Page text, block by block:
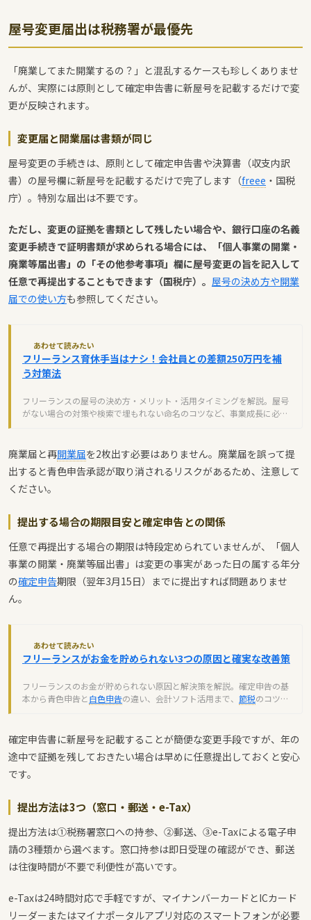
屋号変更届出は税務署が最優先
「廃業してまた開業するの？」と混乱するケースも珍しくありませ
んが、実際には原則として確定申告書に新屋号を記載するだけで変
更が反映されます。
変更届と開業届は書類が同じ
屋号変更の手続きは、原則として確定申告書や決算書（収支内訳
書）の屋号欄に新屋号を記載するだけで完了します（freee ・国税
庁）。特別な届出は不要です。
ただし、変更の証拠を書類として残したい場合や、銀行口座の名義
変更手続きで証明書類が求められる場合には、「個人事業の開業・
廃業等届出書」の「その他参考事項」欄に屋号変更の旨を記入して
任意で再提出することもできます（国税庁）。 屋号の決め方や開業
届での使い方も参照してください。
あわせて読みたい
フリーランス育休手当はナシ！会社員との差額250万円を補
う対策法
フリーランスの屋号の決め方・メリット・活用タイミングを解説。屋号
がない場合の対策や検索で埋もれない命名のコツなど、事業成長に必要
廃業届と再開業届を2枚出す必要はありません。廃業届を誤って提
出すると青色申告承認が取り消されるリスクがあるため、注意して
ください。
提出する場合の期限目安と確定申告との関係
任意で再提出する場合の期限は特段定められていませんが、「個人
事業の開業・廃業等届出書」は変更の事実があった日の属する年分
の確定申告期限（翌年3月15日）までに提出すれば問題ありませ
ん。
あわせて読みたい
フリーランスがお金を貯められない3つの原因と確実な改善策
フリーランスのお金が貯められない原因と解決策を解説。確定申告の基
本から青色申告と 白色申告の違い、会計ソフト活用まで、 節税のコツを
確定申告書に新屋号を記載することが簡便な変更手段ですが、年の
途中で証拠を残しておきたい場合は早めに任意提出しておくと安心
です。
提出方法は3つ（窓口・郵送・e-Tax）
提出方法は①税務署窓口への持参、②郵送、③e-Taxによる電子申
請の3種類から選べます。窓口持参は即日受理の確認ができ、郵送
は往復時間が不要で利便性が高いです。
e-Taxは24時間対応で手軽ですが、マイナンバーカードとICカード
リーダーまたはマイナポータルアプリ対応のスマートフォンが必要